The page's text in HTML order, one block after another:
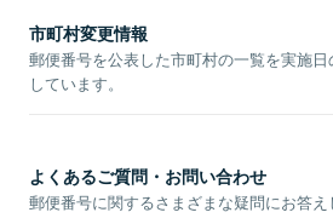
市町村変更情報
郵便番号を公表した市町村の一覧を実施
しています。
よくあるご質問・お問い合わせ
郵便番号に関するさまざまな疑問にお答え